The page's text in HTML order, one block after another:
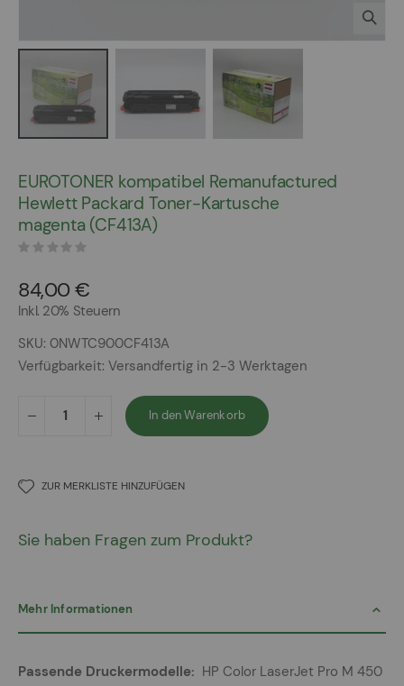
der
Bildergalerie
springen
EUROTONER kompatibel Remanufactured
Hewlett Packard Toner-Kartusche
magenta (CF413A)
84,00 €
Inkl. 20% Steuern
SKU 0NWTC900CF413A
Verfügbarkeit: Versandfertig in 2-3 Werktagen
In den Warenkorb
ZUR MERKLISTE HINZUFÜGEN
Sie haben Fragen zum Produkt?
Mehr Informationen
Mehr
HP Color LaserJet Pro M 450